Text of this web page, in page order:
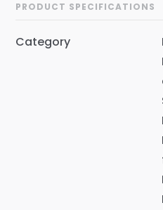
PRODUCT SPECIFICATIONS
Category